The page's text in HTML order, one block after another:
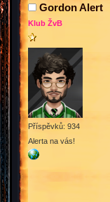
Gordon Alert
Klub ŽvB
Příspěvků: 934
Alerta na vás!